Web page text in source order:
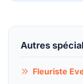
Autres
Fleuriste